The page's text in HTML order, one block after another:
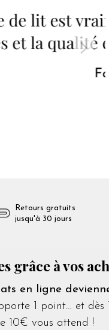
Retours gratuits
jusqu'à 30 jours
grâce à vos
en ligne
1 point… et dès
10€ vous attend !